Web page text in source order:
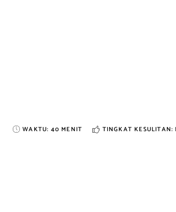
WAKTU: 40 MENIT TINGKAT KESULITAN: